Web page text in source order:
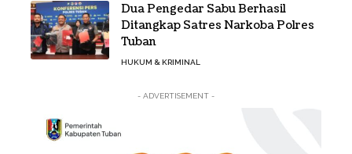
Dua Pengedar Sabu Berhasil
Ditangkap Satres Narkoba Polres
Tuban
HUKUM & KRIMINAL
- ADVERTISEMENT -